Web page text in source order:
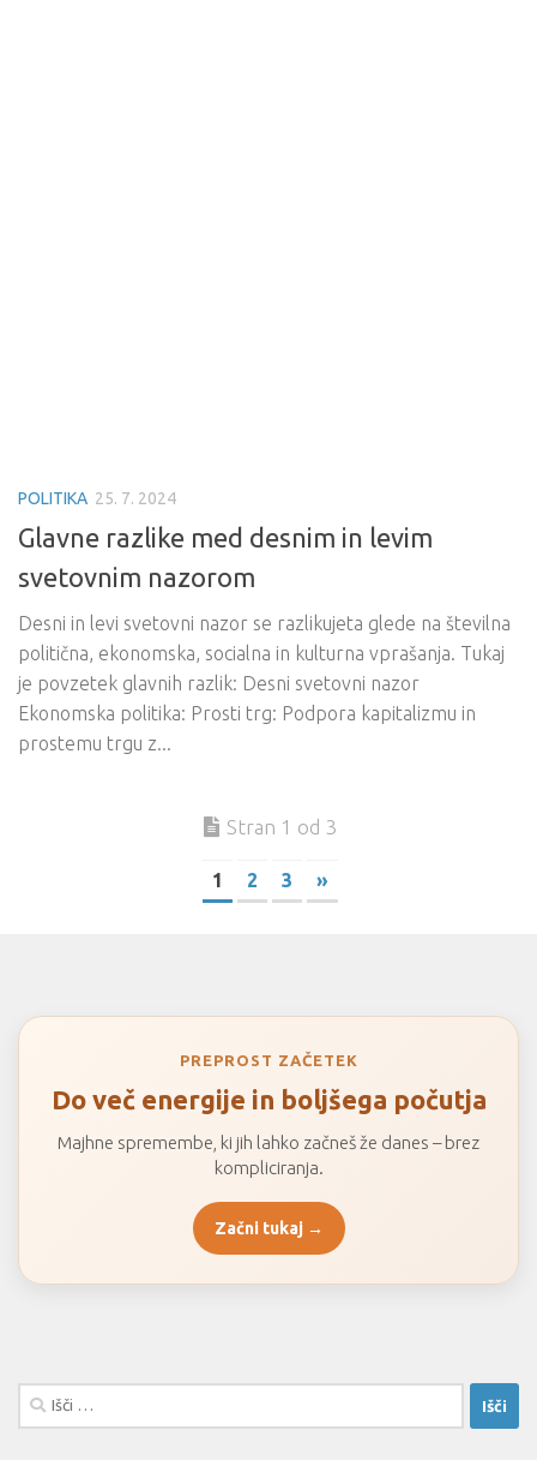
POLITIKA 25. 7. 2024
Glavne razlike med desnim in levim
svetovnim nazorom
Desni in levi svetovni nazor se razlikujeta glede na številna
politična, ekonomska, socialna in kulturna vprašanja. Tukaj
je povzetek glavnih razlik: Desni svetovni nazor
Ekonomska politika: Prosti trg: Podpora kapitalizmu in
prostemu trgu z...
Stran 1 od 3
1 2 3 »
PREPROST ZAČETEK
Do več energije in boljšega počutja
Majhne spremembe, ki jih lahko začneš že danes – brez
kompliciranja.
Začni tukaj →
Išči: